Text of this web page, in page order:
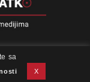
sa
X